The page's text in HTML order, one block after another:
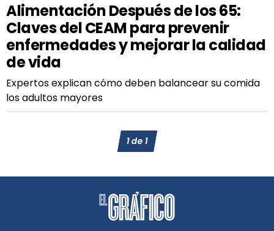
Alimentación Después de los 65:
Claves del CEAM para prevenir
enfermedades y mejorar la calidad
de vida
Expertos explican cómo deben balancear su comida
los adultos mayores
1de1